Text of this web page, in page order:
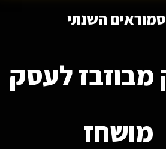
השנתי
מבוזבזלעסק
מושחז